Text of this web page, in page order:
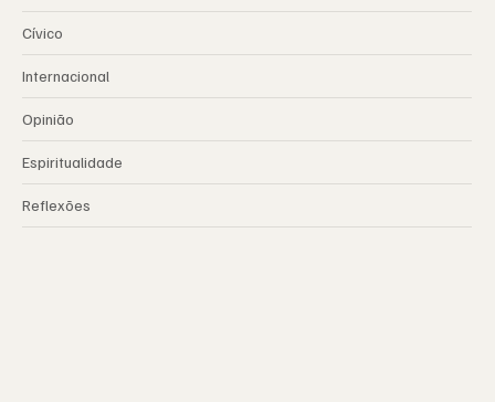
Cívico
Internacional
Opinião
Espiritualidade
Reflexões